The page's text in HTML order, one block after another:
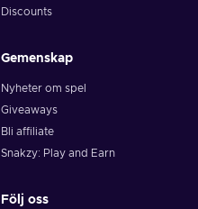
Discounts
Gemenskap
Nyheter om spel
Giveaways
Bli affiliate
Snakzy: Play and Earn
Följ oss